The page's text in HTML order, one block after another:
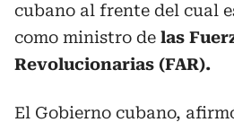
cubano al frente del cual
como ministro de las
Revolucionarias (FAR).
El Gobierno cubano,